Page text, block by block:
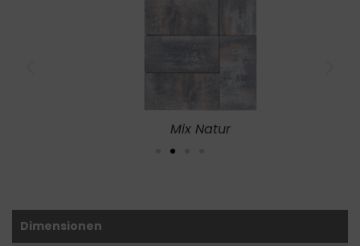
Mix Natur
Dimensionen